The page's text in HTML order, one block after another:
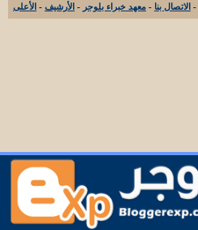
- الاتصال بنا - معهد خبراء بلوجر - الأرشيف - الأعلى